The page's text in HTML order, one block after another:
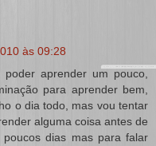
às 09:28
poder aprender um pouco,
para aprender bem,
o dia todo, mas vou tentar
alguma coisa antes de
dias mas para falar